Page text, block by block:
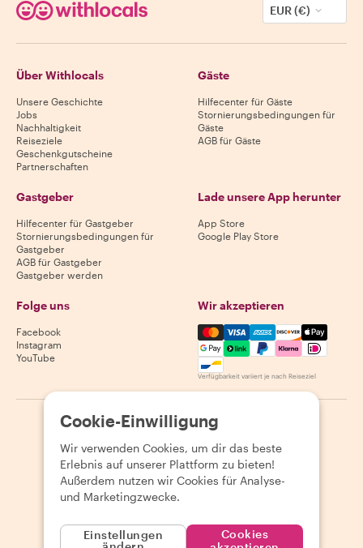
EUR (€)
Über Withlocals
Unsere Geschichte
Jobs
Nachhaltigkeit
Reiseziele
Geschenkgutscheine
Partnerschaften
Gäste
Hilfecenter für Gäste
Stornierungsbedingungen für
Gäste
AGB für Gäste
Gastgeber
Hilfecenter für Gastgeber
Stornierungsbedingungen für
Gastgeber
AGB für Gastgeber
Gastgeber werden
Lade unsere App herunter
App Store
Google Play Store
Folge uns
Facebook
Instagram
YouTube
Wir akzeptieren
Mastercard, Visa, Amex,
Verfügbarkeit variiert je nach Reiseziel
2026 Withlocals.com | Datenschutzerklärung
Seitenübersicht
Cookie-Einwilligung
Wir verwenden Cookies, um dir das beste
Erlebnis auf unserer Plattform zu bieten!
Außerdem nutzen wir Cookies für Analyse-
und Marketingzwecke.
Einstellungen
Cookies